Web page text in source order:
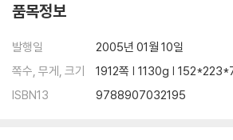
품목정보
발행일
2005년 01월 10일
쪽수, 무게, 크기
1912쪽 | 1130g |
ISBN13
9788907032195